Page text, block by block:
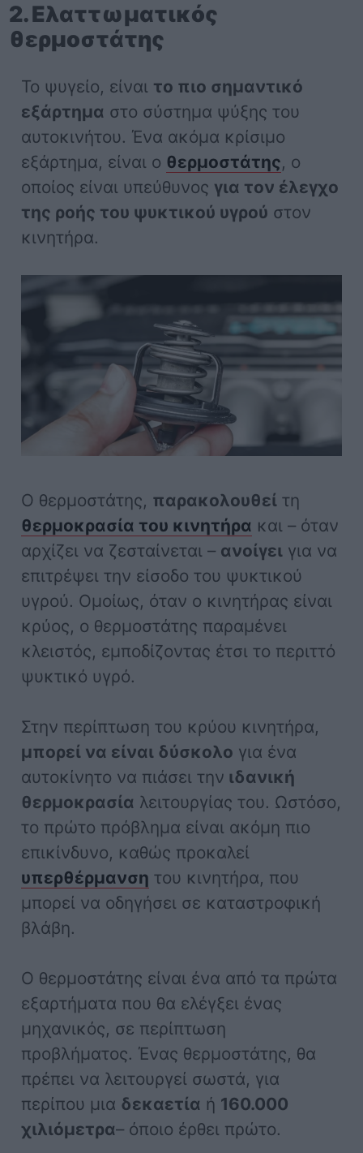
2. Ελαττωματικός
θερμοστάτης
Το ψυγείο, είναι το πιο σημαντικό
εξάρτημα στο σύστημα ψύξης του
αυτοκινήτου. Ένα ακόμα κρίσιμο
εξάρτημα, είναι ο θερμοστάτης, ο
οποίος είναι υπεύθυνος για τον έλεγχο
της ροής του ψυκτικού υγρού στον
κινητήρα.
Ο θερμοστάτης, παρακολουθεί τη
θερμοκρασία του κινητήρα και – όταν
αρχίζει να ζεσταίνεται – ανοίγει για να
επιτρέψει την είσοδο του ψυκτικού
υγρού. Ομοίως, όταν ο κινητήρας είναι
κρύος, ο θερμοστάτης παραμένει
κλειστός, εμποδίζοντας έτσι το περιττό
ψυκτικό υγρό.
Στην περίπτωση του κρύου κινητήρα,
μπορεί να είναι δύσκολο για ένα
αυτοκίνητο να πιάσει την ιδανική
θερμοκρασία λειτουργίας του. Ωστόσο,
το πρώτο πρόβλημα είναι ακόμη πιο
επικίνδυνο, καθώς προκαλεί
υπερθέρμανση του κινητήρα, που
μπορεί να οδηγήσει σε καταστροφική
βλάβη.
Ο θερμοστάτης είναι ένα από τα πρώτα
εξαρτήματα που θα ελέγξει ένας
μηχανικός, σε περίπτωση
προβλήματος. Ένας θερμοστάτης, θα
πρέπει να λειτουργεί σωστά, για
περίπου μια δεκαετία ή 160.000
χιλιόμετρα– όποιο έρθει πρώτο.